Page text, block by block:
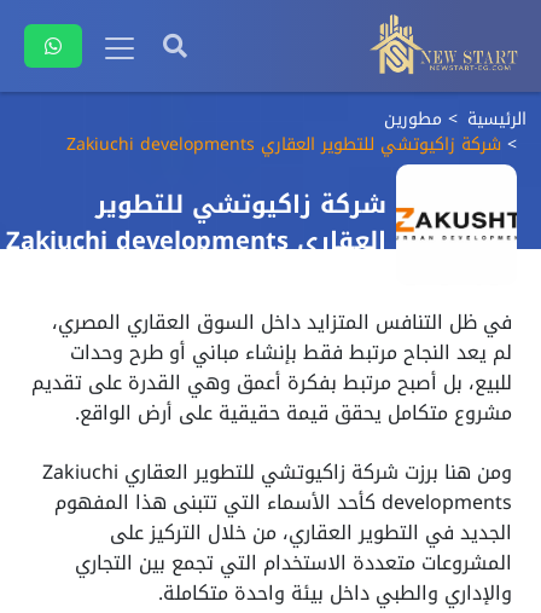
الرئيسية مطورين
شركة زاكيوتشي للتطوير العقاري Zakiuchi developments
شركة زاكيوتشي للتطوير
العقاري Zakiuchi developments
في ظل التنافس المتزايد داخل السوق العقاري المصري،
لم يعد النجاح مرتبط فقط بإنشاء مباني أو طرح وحدات
للبيع، بل أصبح مرتبط بفكرة أعمق وهي القدرة على تقديم
مشروع متكامل يحقق قيمة حقيقية على أرض الواقع.
ومن هنا برزت شركة زاكيوتشي للتطوير العقاري Zakiuchi
developments كأحد الأسماء التي تتبنى هذا المفهوم
الجديد في التطوير العقاري، من خلال التركيز على
المشروعات متعددة الاستخدام التي تجمع بين التجاري
والإداري والطبي داخل بيئة واحدة متكاملة.